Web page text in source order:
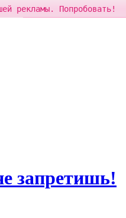
запретишь!
рекламы. Попробовать!